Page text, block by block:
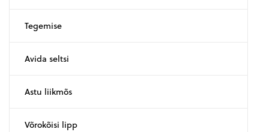
Tegemise
Avida seltsi
Astu liikmõs
Võrokõisi lipp